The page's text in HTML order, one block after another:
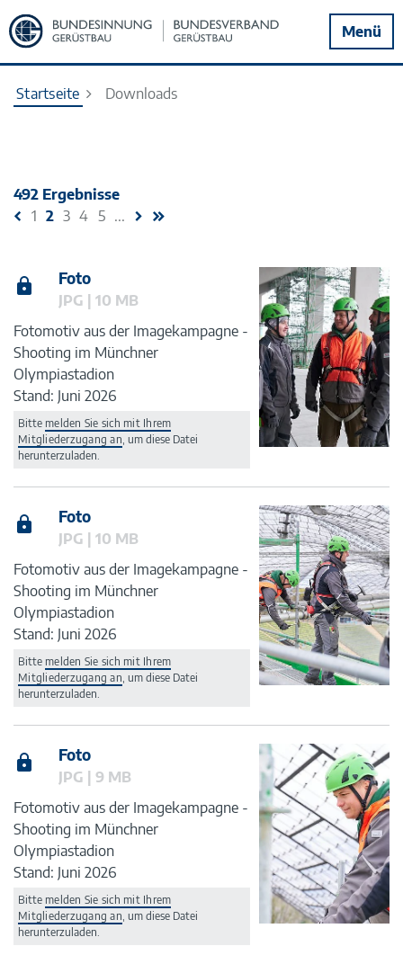
Zur
Startseite
Menü
Startseite Downloads
492 Ergebnisse
1 2 3 4 5 ...
Foto
JPG | 10 MB
Fotomotiv aus der Imagekampagne -
Shooting im Münchner
Olympiastadion
Stand: Juni 2026
Bitte melden Sie sich mit Ihrem
Mitgliederzugang an, um diese Datei
herunterzuladen.
Foto
JPG | 10 MB
Fotomotiv aus der Imagekampagne -
Shooting im Münchner
Olympiastadion
Stand: Juni 2026
Bitte melden Sie sich mit Ihrem
Mitgliederzugang an, um diese Datei
herunterzuladen.
Foto
JPG | 9 MB
Fotomotiv aus der Imagekampagne -
Shooting im Münchner
Olympiastadion
Stand: Juni 2026
Bitte melden Sie sich mit Ihrem
Mitgliederzugang an, um diese Datei
herunterzuladen.